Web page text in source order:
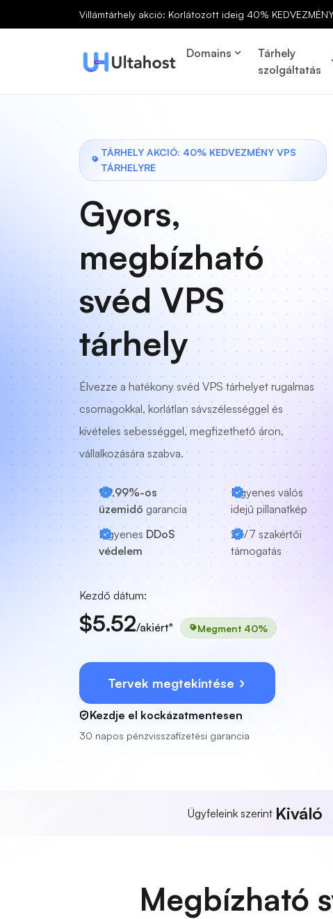
Villámtárhely akció: Korlátozott ideig 40%
Domains
Tárhely
szolgáltatás
TÁRHELY AKCIÓ: 40% KEDVEZMÉNY VPS
TÁRHELYRE
Gyors,
megbízható
svéd VPS
tárhely
Élvezze a hatékony svéd VPS tárhelyet rugalmas
csomagokkal, korlátlan sávszélességgel és
kivételes sebességgel, megfizethető áron,
vállalkozására szabva.
99,99%-os
üzemidő garancia
Ingyenes valós
idejű pillanatkép
Ingyenes DDoS
védelem
24/7 szakértői
támogatás
Kezdő dátum:
$5.52/akiért* Megment 40%
Tervek megtekintése
Kezdje el kockázatmentesen
30 napos pénzvisszafizetési garancia
Ügyfeleink szerint Kiváló
Megbízható